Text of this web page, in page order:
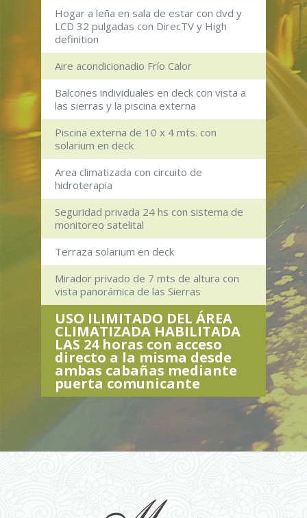
Hogar a leña en sala de estar con dvd y
LCD 32 pulgadas con DirecTV y High
definition
Aire acondicionadio Frío Calor
Balcones individuales en deck con vista a
las sierras y la piscina externa
Piscina externa de 10 x 4 mts. con
solarium en deck
Area climatizada con circuito de
hidroterapia
Seguridad privada 24 hs con sistema de
monitoreo satelital
Terraza solarium en deck
Mirador privado de 7 mts de altura con
vista panorámica de las Sierras
USO ILIMITADO DEL ÁREA
CLIMATIZADA HABILITADA
LAS 24 horas con acceso
directo a la misma desde
ambas cabañas mediante
puerta comunicante